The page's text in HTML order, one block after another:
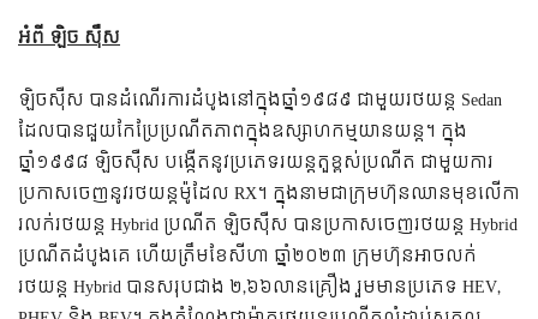
អំពី ឡិច ស៊ឺស
ឡិចស៊ឺស បានដំណើរការដំបូងនៅក្នុងឆ្នាំ១៩៨៩ ជាមួយរថយន្ត Sedan
ដែលបានជួយកែប្រែប្រណីតភាពក្នុងឧស្សាហកម្មយានយន្ត។ ក្នុង
ឆ្នាំ១៩៩៨ ឡិចស៊ឺស បង្កើតនូវប្រភេទរយន្តតួខ្ពស់ប្រណីត ជាមួយការ
ប្រកាសចេញនូវរថយន្តម៉ូដែល RX។ ក្នុងនាមជាក្រុមហ៊ុនឈានមុខលើកា
រលក់រថយន្ត Hybrid ប្រណីត ឡិចស៊ឺស បានប្រកាសចេញរថយន្ត Hybrid
ប្រណីតដំបូងគេ ហើយត្រឹមខែសីហា ឆ្នាំ២០២៣ ក្រុមហ៊ុនអាចលក់
រថយន្ត Hybrid បានសរុបជាង ២,៦៦លានគ្រឿង រួមមានប្រភេទ HEV,